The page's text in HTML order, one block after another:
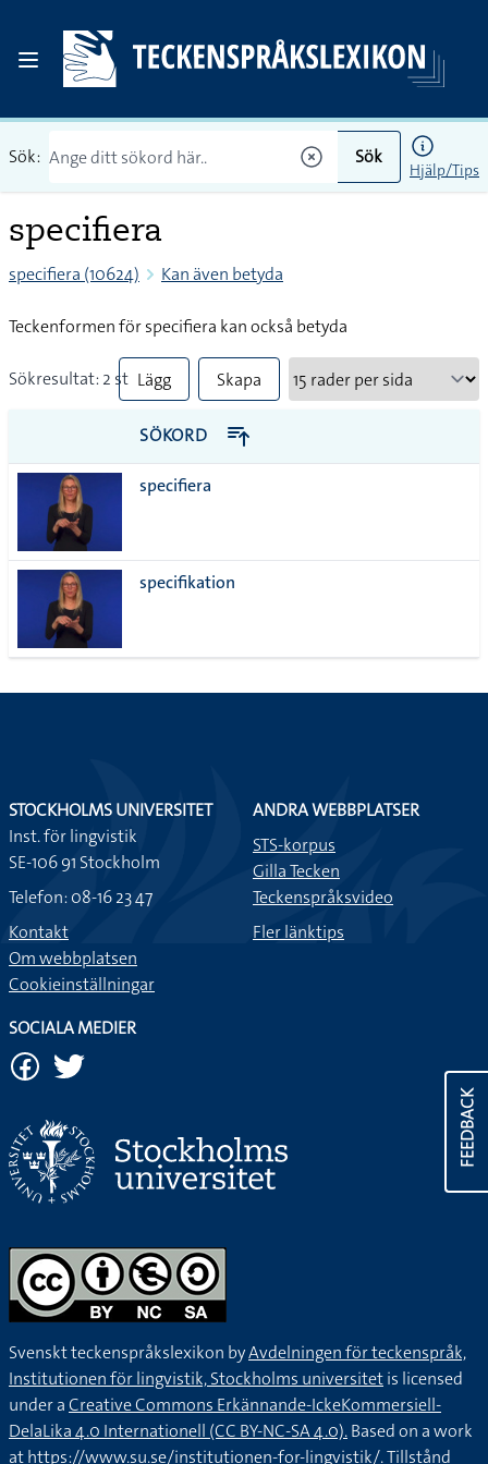
Sök: Sök
Hjälp/Tips
specifiera
specifiera (10624) Kan även betyda
Teckenformen för specifiera kan också betyda
Sökresultat: 2 st Lägg
till
alla i
Skapa
PDF
SÖKORD
specifiera
specifikation
FEEDBACK
STOCKHOLMS UNIVERSITET
Inst. för lingvistik
SE-106 91 Stockholm
Telefon: 08-16 23 47
Kontakt
Om webbplatsen
Cookieinställningar
ANDRA WEBBPLATSER
STS-korpus
Gilla Tecken
Teckenspråksvideo
Fler länktips
SOCIALA MEDIER
Svenskt teckenspråkslexikon byAvdelningen för teckenspråk,
Institutionen för lingvistik, Stockholms universitetis licensed
under aCreative Commons Erkännande-IckeKommersiell-
DelaLika 4.0 Internationell (CC BY-NC-SA 4.0).Based on a work
athttps://www.su.se/institutionen-for-lingvistik/. Tillstånd